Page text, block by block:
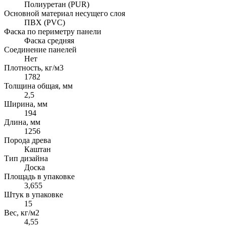
Полиуретан (PUR)
Основной материал несущего слоя
ПВХ (PVC)
Фаска по периметру панели
Фаска средняя
Соединение панелей
Нет
Плотность, кг/м3
1782
Толщина общая, мм
2,5
Ширина, мм
194
Длина, мм
1256
Порода древа
Каштан
Тип дизайна
Доска
Площадь в упаковке
3,655
Штук в упаковке
15
Вес, кг/м2
4,55